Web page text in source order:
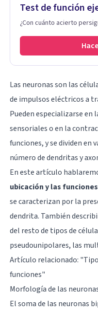
Test de función
¿Con cuánto acierto
Las neuronas son las
de impulsos eléctricos a
Pueden especializarse en
sensoriales o en la
funciones, y se dividen en
número dedendritasy
En este artículo
ubicación y las
se caracterizan por la
dendrita. También
del resto de tipos de
pseudounipolares, las
Artículo relacionado: "
funciones"
Morfología de las
El soma de las neuronas